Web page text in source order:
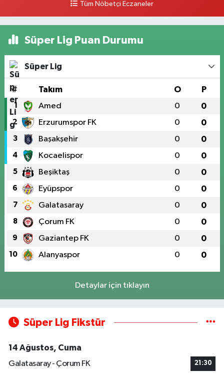
Tüm Nöbetçi Eczaneler
Süper Lig Puan Durumu
Süper Lig
# Takım O P
1 Amed 0 0
2 Erzurumspor FK 0 0
3 Başakşehir 0 0
4 Kocaelispor 0 0
5 Beşiktaş 0 0
6 Eyüpspor 0 0
7 Galatasaray 0 0
8 Çorum FK 0 0
9 Gaziantep FK 0 0
10 Alanyaspor 0 0
Detaylar için tıklayın
Süper Lig Fikstür
14 Ağustos, Cuma
Galatasaray - Çorum FK
21:30